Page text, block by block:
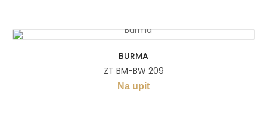
BURMA
ZT BM-BW 209
Na upit